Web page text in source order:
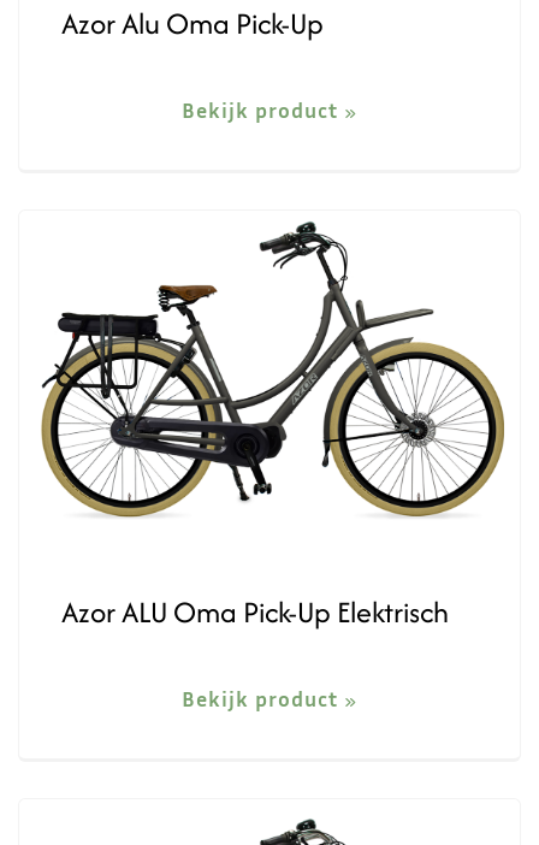
Azor Alu Oma Pick-Up
Bekijk product
Azor ALU Oma Pick-Up Elektrisch
Bekijk product